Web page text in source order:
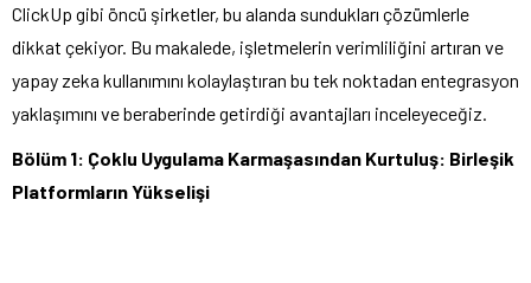
ClickUp gibi öncü şirketler, bu alanda sundukları çözümlerle
dikkat çekiyor. Bu makalede, işletmelerin verimliliğini artıran ve
yapay zeka kullanımını kolaylaştıran bu tek noktadan entegrasyon
yaklaşımını ve beraberinde getirdiği avantajları inceleyeceğiz.
Bölüm 1: Çoklu Uygulama Karmaşasından Kurtuluş: Birleşik
Platformların Yükselişi